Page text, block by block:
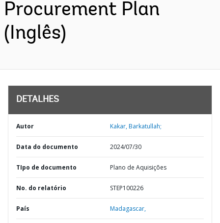
Procurement Plan
(Inglês)
DETALHES
Autor Kakar, Barkatullah;
Data do documento 2024/07/30
TIpo de documento Plano de Aquisições
No. do relatório STEP100226
País Madagascar,